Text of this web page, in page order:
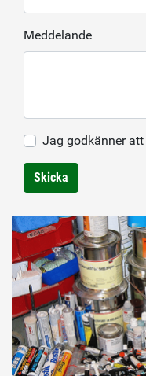
Meddelande
Jag godkänner
Skicka